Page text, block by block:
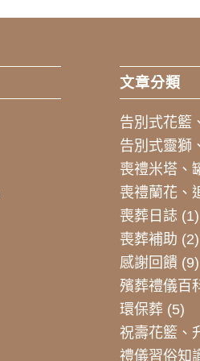
文章分類
告別式花籃
告別式靈獅
喪禮米塔、
喪禮蘭花、
喪葬日誌 (1)
喪葬補助 (2)
感謝回饋(9)
殯葬禮儀百
環保葬(5)
祝壽花籃、
禮儀習俗知